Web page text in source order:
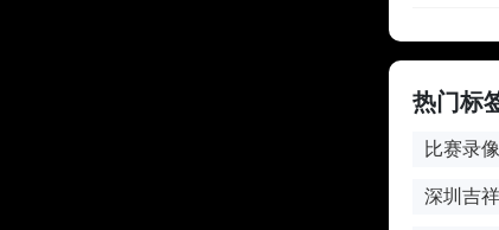
热门标
比赛录像
深圳吉祥